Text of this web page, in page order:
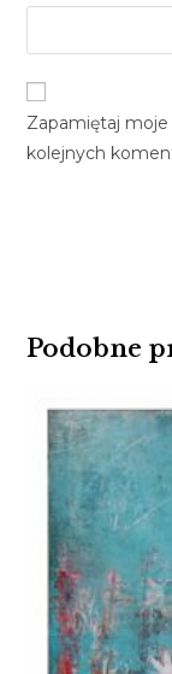
Zapamiętaj
kolejnych
Podobne